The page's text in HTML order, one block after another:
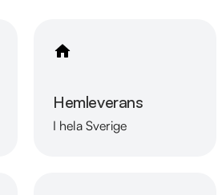
Hemleverans
I hela Sverige